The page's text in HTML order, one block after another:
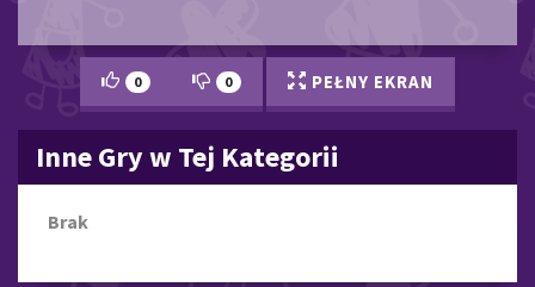
0 0 PEŁNY EKRAN
Inne Gry w Tej Kategorii
Brak